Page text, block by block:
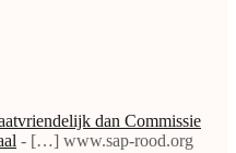
dan Commissie
- […] www.sap-rood.org